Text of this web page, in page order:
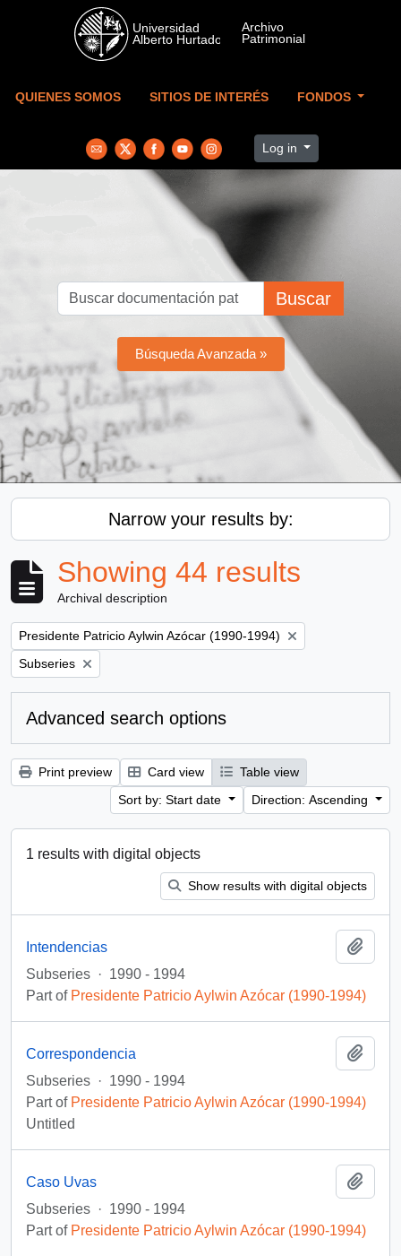
Skip to main content
QUIENES SOMOS SITIOS DE INTERÉS FONDOS
Log in
Buscar
Búsqueda Avanzada »
Narrow your results by:
Showing 44 results
Archival description
Remove filter:
Presidente Patricio Aylwin Azócar (1990-1994)
Remove filter:
Subseries
Advanced search options
Print preview Card view
Table view
Sort by: Start date
Direction: Ascending
1 results with digital objects
Show results with digital objects
Intendencias
Subseries · 1990 - 1994
Part of Presidente Patricio Aylwin Azócar (1990-1994)
Correspondencia
Subseries · 1990 - 1994
Part of Presidente Patricio Aylwin Azócar (1990-1994)
Untitled
Caso Uvas
Subseries · 1990 - 1994
Part of Presidente Patricio Aylwin Azócar (1990-1994)